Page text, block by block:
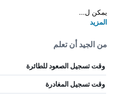
يمكن ل...
المزيد
من الجيد أن تعلم
وقت تسجيل الصعود للطائرة
وقت تسجيل المغادرة